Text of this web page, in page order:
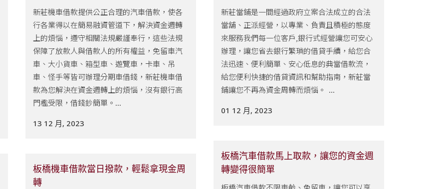
新莊機車借款提供公正合理的汽車借款，使各
行各業得以在簡易融資管道下，解決資金週轉
上的煩惱，遵守相關法規嚴謹奉行，這些法規
保障了放款人與借款人的所有權益，免留車汽
車、大小貨車、箱型車、遊覽車，卡車、吊
車、怪手等皆可辦理分期車借錢，新莊機車借
款為您解決在資金週轉上的煩惱，沒有銀行高
門檻受限，借錢鈔簡單。...
13 12 月, 2023
新莊當鋪是一間經過政府立案合法成立的合法
當舖、正派經營，以專業、負責且積極的態度
來服務我們每一位客戶,銀行式經營讓您可安心
辦理，讓您省去銀行繁瑣的借貸手續，給您合
法迅速、便利簡單、安心低息的典當借款流，
給您便利快捷的借貸資訊和幫助指南，新莊當
鋪讓您不再為資金周轉而煩惱。 ...
01 12 月, 2023
板橋汽車借款馬上取款，讓您的資金週
轉變得很簡單
板橋機車借款當日撥款，輕鬆拿現金周
轉